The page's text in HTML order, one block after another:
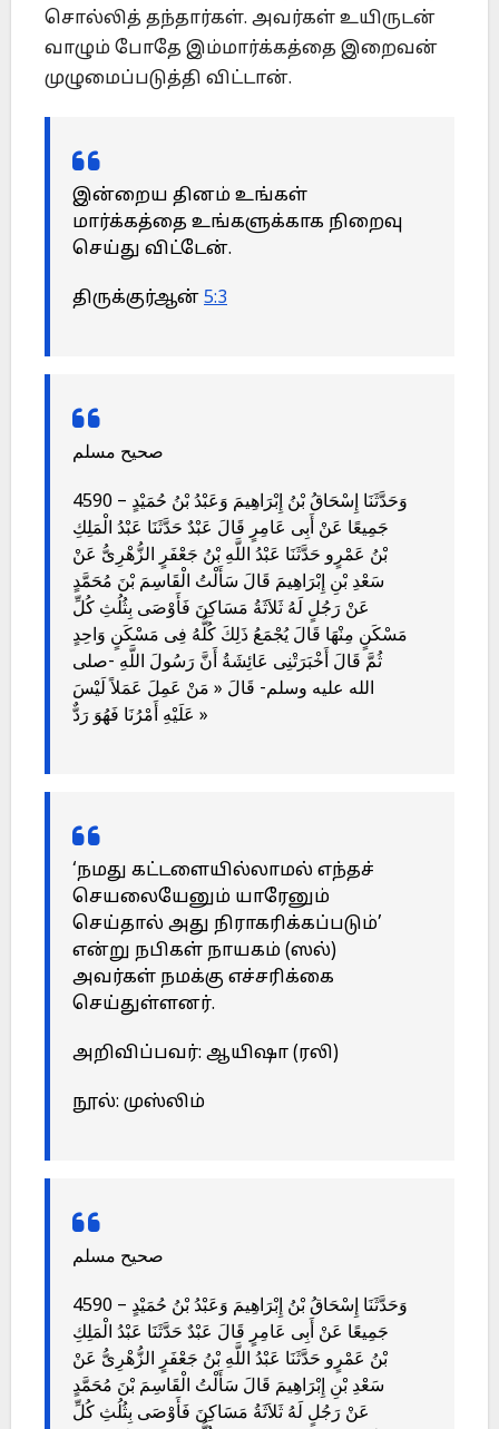
சொல்லித் தந்தார்கள். அவர்கள் உயிருடன்
வாழும் போதே இம்மார்க்கத்தை இறைவன்
முழுமைப்படுத்தி விட்டான்.
இன்றைய தினம் உங்கள்
மார்க்கத்தை உங்களுக்காக நிறைவு
செய்து விட்டேன்.
திருக்குர்ஆன் 5:3
صحيح مسلم
4590 – وَحَدَّثَنَا إِسْحَاقُ بْنُ إِبْرَاهِيمَ وَعَبْدُ بْنُ حُمَيْدٍ
جَمِيعًا عَنْ أَبِى عَامِرٍ قَالَ عَبْدٌ حَدَّثَنَا عَبْدُ الْمَلِكِ
بْنُ عَمْرٍو حَدَّثَنَا عَبْدُ اللَّهِ بْنُ جَعْفَرٍ الزُّهْرِىُّ عَنْ
سَعْدِ بْنِ إِبْرَاهِيمَ قَالَ سَأَلْتُ الْقَاسِمَ بْنَ مُحَمَّدٍ
عَنْ رَجُلٍ لَهُ ثَلاَثَةُ مَسَاكِنَ فَأَوْصَى بِثُلُثِ كُلِّ
مَسْكَنٍ مِنْهَا قَالَ يُجْمَعُ ذَلِكَ كُلُّهُ فِى مَسْكَنٍ وَاحِدٍ
ثُمَّ قَالَ أَخْبَرَتْنِى عَائِشَةُ أَنَّ رَسُولَ اللَّهِ -صلى
الله عليه وسلم- قَالَ « مَنْ عَمِلَ عَمَلاً لَيْسَ
عَلَيْهِ أَمْرُنَا فَهُوَ رَدٌّ »
‘நமது கட்டளையில்லாமல் எந்தச்
செயலையேனும் யாரேனும்
செய்தால் அது நிராகரிக்கப்படும்’
என்று நபிகள் நாயகம் (ஸல்)
அவர்கள் நமக்கு எச்சரிக்கை
செய்துள்ளனர்.
அறிவிப்பவர்: ஆயிஷா (ரலி)
நூல்: முஸ்லிம்
صحيح مسلم
4590 – وَحَدَّثَنَا إِسْحَاقُ بْنُ إِبْرَاهِيمَ وَعَبْدُ بْنُ حُمَيْدٍ
جَمِيعًا عَنْ أَبِى عَامِرٍ قَالَ عَبْدٌ حَدَّثَنَا عَبْدُ الْمَلِكِ
بْنُ عَمْرٍو حَدَّثَنَا عَبْدُ اللَّهِ بْنُ جَعْفَرٍ الزُّهْرِىُّ عَنْ
سَعْدِ بْنِ إِبْرَاهِيمَ قَالَ سَأَلْتُ الْقَاسِمَ بْنَ مُحَمَّدٍ
عَنْ رَجُلٍ لَهُ ثَلاَثَةُ مَسَاكِنَ فَأَوْصَى بِثُلُثِ كُلِّ